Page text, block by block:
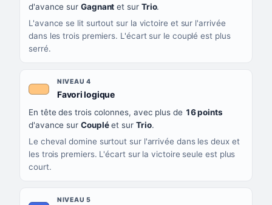
d'avance sur Gagnant et sur Trio.
L'avance se lit surtout sur la victoire et sur l'arrivée
dans les trois premiers. L'écart sur le couplé est plus
serré.
NIVEAU 4
Favori logique, couleur orange clair
En tête des trois colonnes, avec plus de 16 points
d'avance sur Coupléet sur Trio.
Le cheval domine surtout sur l'arrivée dans les deux et
les trois premiers. L'écart sur la victoire seule est plus
court.
NIVEAU 5